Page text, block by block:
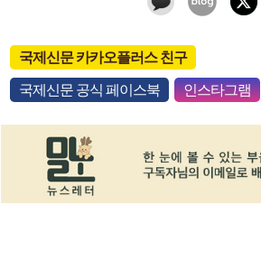
국제신문 카카오플러스 친구
국제신문 공식 페이스북 인스타그램